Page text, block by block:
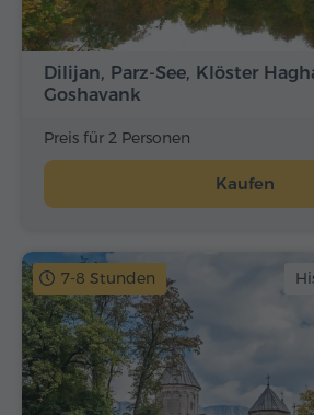
Dilijan, Parz-See, Klöster
Goshavank
Preis für 2 Personen
Kaufen
7-8 Stunden